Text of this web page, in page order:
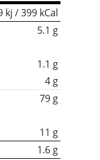
kj / 399 kCal
5.1 g
1.1 g
4 g
79 g
11 g
1.6 g